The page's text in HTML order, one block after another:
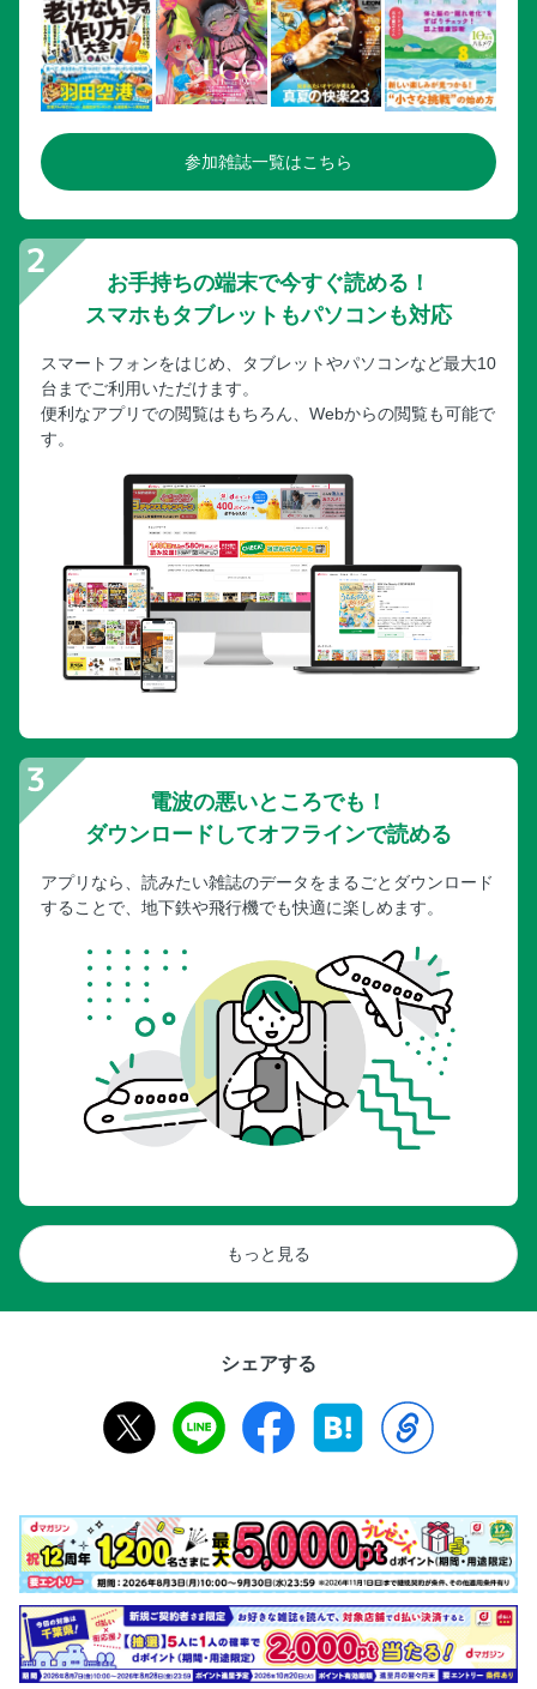
参加雑誌一覧はこちら
お手持ちの端末で今すぐ読める！
スマホもタブレットもパソコンも対応
スマートフォンをはじめ、タブレットやパソコンなど最大10
台までご利用いただけます。
便利なアプリでの閲覧はもちろん、Webからの閲覧も可能で
す。
電波の悪いところでも！
ダウンロードしてオフラインで読める
アプリなら、読みたい雑誌のデータをまるごとダウンロード
することで、地下鉄や飛行機でも快適に楽しめます。
もっと見る
シェアする